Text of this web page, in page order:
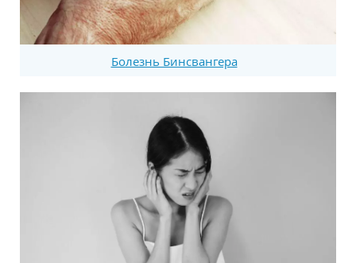
Болезнь Бинсвангера